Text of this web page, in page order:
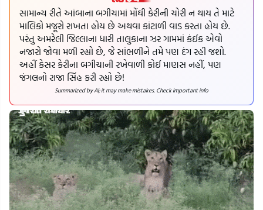
સામાન્ય રીતે આંબાના બગીચામાં મોંઘી કેરીની ચોરી ન થાય તે માટે
માલિકો મજૂરો રાખતા હોય છે અથવા કાંટાળી વાડ કરતા હોય છે.
પરંતુ અમરેલી જિલ્લાના ધારી તાલુકાના ઝર ગામમાં કંઈક એવો
નજારો જોવા મળી રહ્યો છે, જે સાંભળીને તમે પણ દંગ રહી જશો.
અહીં કેસર કેરીના બગીચાની રખેવાળી કોઈ માણસ નહીં, પણ
જંગલનો રાજા સિંહ કરી રહ્યો છે!
Summarized by AI; it may make mistakes. Check important info